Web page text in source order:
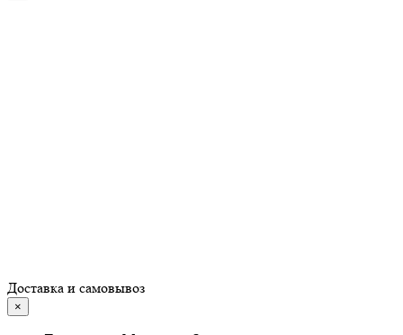
Доставка и самовывоз
×